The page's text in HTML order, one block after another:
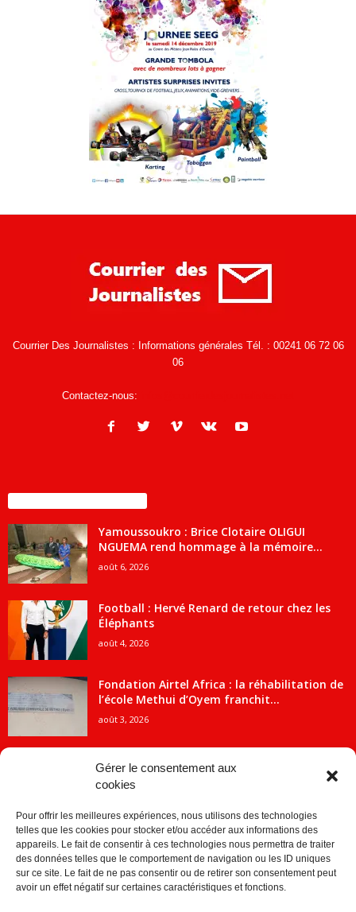
Gérer le consentement aux
cookies
Pour offrir les meilleures expériences, nous utilisons des technologies
telles que les cookies pour stocker et/ou accéder aux informations des
appareils. Le fait de consentir à ces technologies nous permettra de traiter
des données telles que le comportement de navigation ou les ID uniques
sur ce site. Le fait de ne pas consentir ou de retirer son consentement peut
avoir un effet négatif sur certaines caractéristiques et fonctions.
Courrier Des Journalistes : Informations générales Tél. : 00241 06 72 06
06
Contactez-nous:
Yamoussoukro : Brice Clotaire OLIGUI
NGUEMA rend hommage à la mémoire...
août 6, 2026
Football : Hervé Renard de retour chez les
Éléphants
août 4, 2026
Fondation Airtel Africa : la réhabilitation de
l’école Methui d’Oyem franchit...
août 3, 2026
CATÉGORIE POPULAIRE
ACTUALITES
Economie 2091
1840
Société